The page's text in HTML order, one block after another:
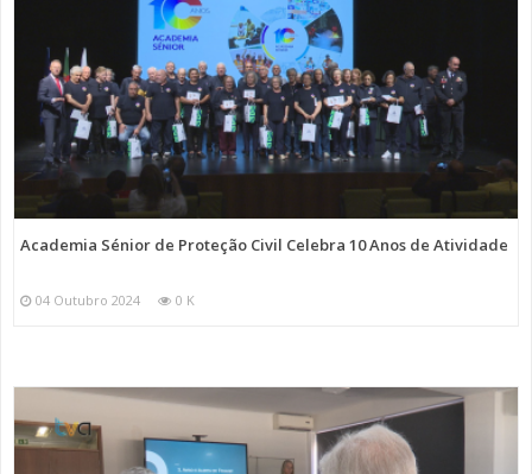
Academia Sénior de Proteção Civil Celebra 10 Anos de Atividade
04 Outubro 2024 0 K